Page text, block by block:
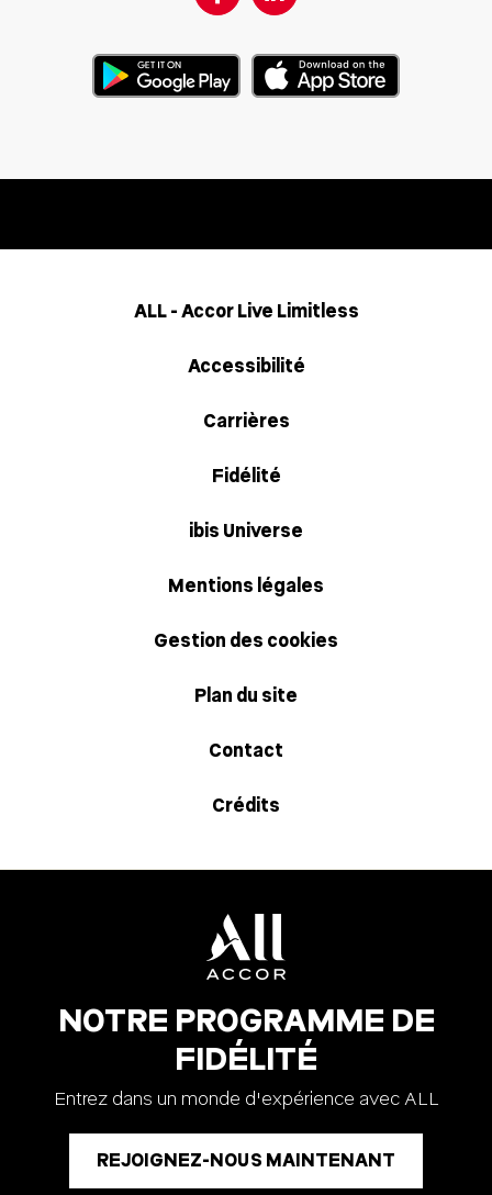
NOTRE PROGRAMME DE
FIDÉLITÉ
Entrez dans un monde d'expérience avec ALL
REJOIGNEZ-NOUS MAINTENANT
ALL - Accor Live Limitless
Accessibilité
Carrières
Fidélité
ibis Universe
Mentions légales
Gestion des cookies
Plan du site
Contact
Crédits